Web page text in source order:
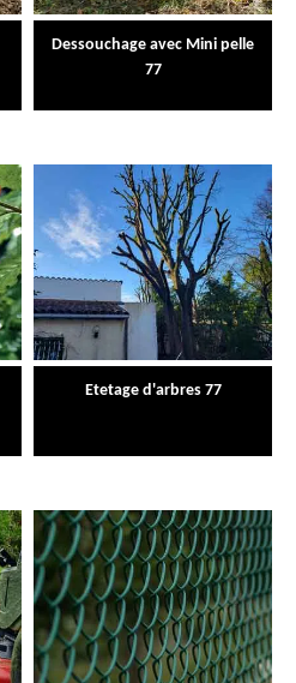
Dessouchage avec Mini pelle
77
Etetage d'arbres 77